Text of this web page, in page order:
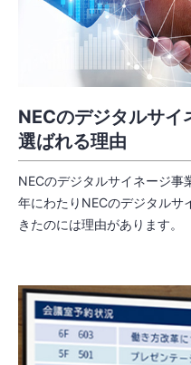
NECのデジタルサイ
選ばれる理由
NECのデジタルサイネージ
年にわたりNECのデジタルサ
きたのには理由があります。